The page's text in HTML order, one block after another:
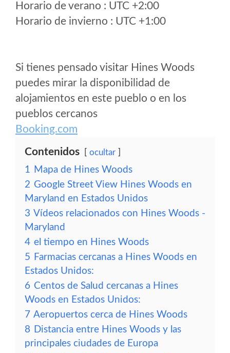
Horario de verano : UTC +2:00
Horario de invierno : UTC +1:00
Si tienes pensado visitar Hines Woods
puedes mirar la disponibilidad de
alojamientos en este pueblo o en los
pueblos cercanos
Booking.com
Contenidos ocultar
1 Mapa de Hines Woods
2 Google Street View Hines Woods en
Maryland en Estados Unidos
3 Vídeos relacionados con Hines Woods -
Maryland
4 el tiempo en Hines Woods
5 Farmacias cercanas a Hines Woods en
Estados Unidos:
6 Centos de Salud cercanas a Hines
Woods en Estados Unidos:
7 Aeropuertos cerca de Hines Woods
8 Distancia entre Hines Woods y las
principales ciudades de Europa